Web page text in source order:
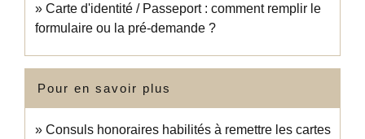
Carte d'identité / Passeport : comment remplir le
formulaire ou la pré-demande ?
Pour en savoir plus
Consuls honoraires habilités à remettre les cartes